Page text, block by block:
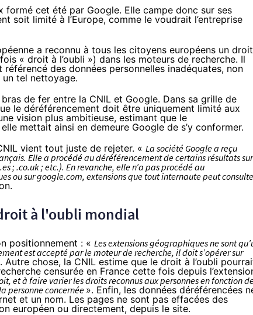
formé cet été par Google. Elle campe donc sur ses
soit limité à l’Europe, comme le voudrait l’entreprise
a reconnu à tous les citoyens européens un
« droit à l’oubli ») dans les moteurs de recherche. Il
des données personnelles inadéquates, non
tel nettoyage.
de fer entre la CNIL et Google. Dans sa grille de
le déréférencement doit être uniquement limité aux
vision plus ambitieuse, estimant que le
elle mettait ainsi en demeure Google de s’y conformer.
vient tout juste de rejeter. « La société Google a reçu
Elle a procédé au déréférencement de certains résultats sur
; .co.uk ; etc.). En revanche, elle n’a pas procédé au
ou sur google.com, extensions que tout internaute peut
.
à l'oubli mondial
positionnement : « Les extensions géographiques ne sont
est accepté par le moteur de recherche, il doit s’opérer sur
Autre chose, la CNIL estime que le droit à l’oubli
censurée en France cette fois depuis
et à faire varier les droits reconnus aux personnes en fonction
personne concernée ». Enfin, les données déréférencées
et un nom. Les pages ne sont pas effacées des
européen ou directement, depuis le site.